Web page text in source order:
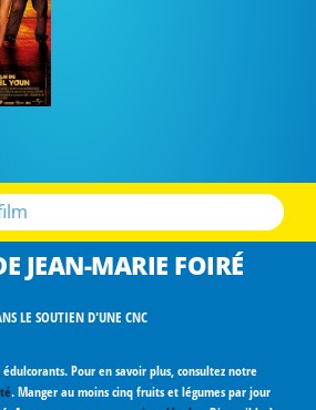
JEAN-MARIE FOIRÉ
LE SOUTIEN D'UNE CNC
Pour en savoir plus, consultez notre
. Manger au moins cinq fruits et légumes par jour